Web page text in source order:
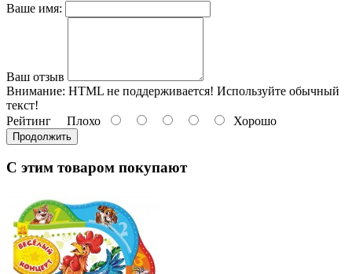
Ваше имя:
Ваш отзыв
Внимание: HTML не поддерживается! Используйте обычный
текст!
Рейтинг Плохо Хорошо
Продолжить
С этим товаром покупают